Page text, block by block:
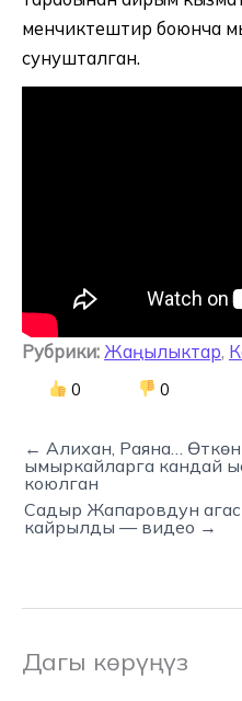
менчиктештирүү боюнча
сунушталган.
Рубрики: Жаңылыктар,
0 0
← Алихан, Раяна…
ымыркайларга кандай
коюлган
Садыр Жапаровдун
кайрылды — видео →
Дагы көрүңүз